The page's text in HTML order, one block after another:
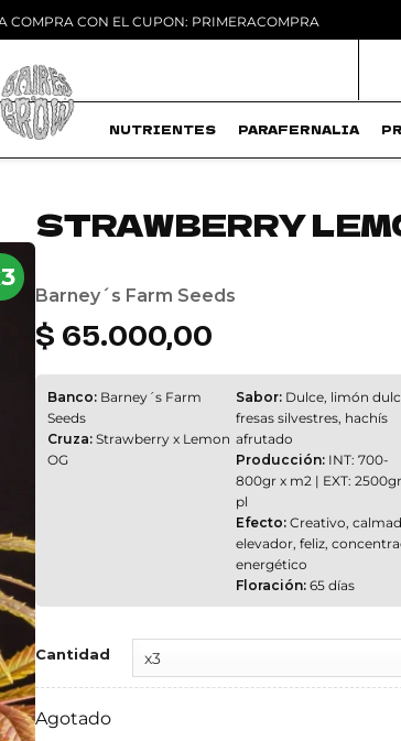
COMPRA CON EL CUPON: PRIMERACOMPRA
NUTRIENTES PARAFERNALIA
to
STRAWBERRY
Barney´s Farm Seeds
$ 65.000,00
Banco:Barney´s Farm
Seeds
Cruza:Strawberry x Lemon
OG
Sabor:Dulce, limón
fresas silvestres, hachís
afrutado
Producción:INT: 700-
800gr x m2 | EXT:
pl
Efecto:Creativo,
elevador, feliz,
energético
Floración:65 días
Cantidad
Agotado